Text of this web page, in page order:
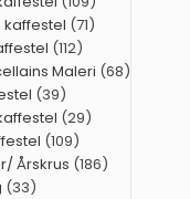
(71)
(112)
Maleri (68)
(39)
(29)
(109)
Årskrus (186)
(33)